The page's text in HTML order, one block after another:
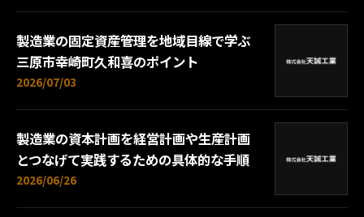
製造業の固定資産管理を地域目線で学ぶ
三原市幸崎町久和喜のポイント
2026/07/03
製造業の資本計画を経営計画や生産計画
とつなげて実践するための具体的な手順
2026/06/26